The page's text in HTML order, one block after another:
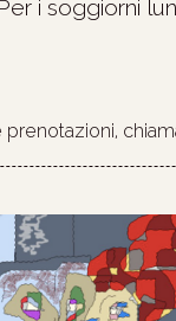
i soggiorni
prenotazioni,